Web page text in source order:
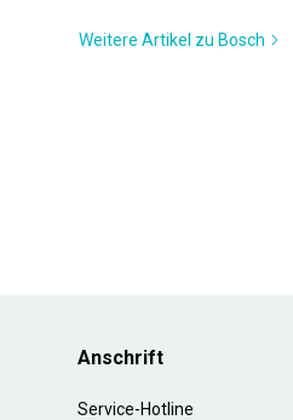
Weitere Artikel zu Bosch
Anschrift
Service-Hotline